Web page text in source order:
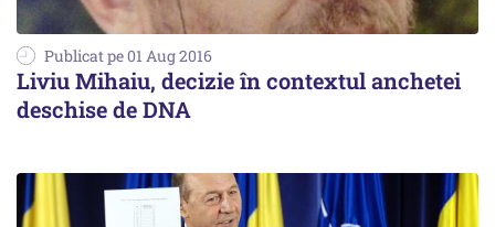
Publicat pe 01 Aug 2016
Liviu Mihaiu, decizie în contextul anchetei
deschise de DNA